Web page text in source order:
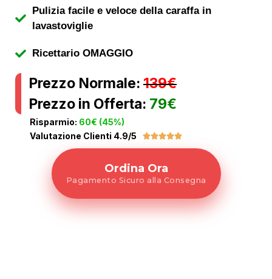
Pulizia facile e veloce della caraffa in
lavastoviglie
Ricettario OMAGGIO
Prezzo Normale: 139€
Prezzo in Offerta: 79€
Risparmio: 60€ (45%)
Valutazione Clienti 4.9/5

Ordina Ora
Pagamento Sicuro alla Consegna